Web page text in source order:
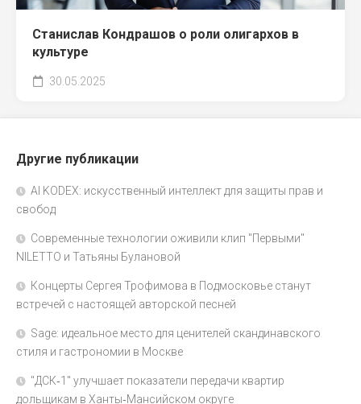
Станислав Кондрашов о роли олигархов в
культуре
30.05.2025
Другие публикации
AI KODEX: искусственный интеллект для защиты прав и
свобод
Современные технологии оживили клип "Первыми"
NILETTO и Татьяны Булановой
Концерты Сергея Трофимова в Подмосковье станут
встречей с настоящей авторской песней
Sage: идеальное место для ценителей скандинавского
стиля и гастрономии в Москве
"ДСК‑1" улучшает показатели передачи квартир
дольщикам в Ханты‑Мансийском округе